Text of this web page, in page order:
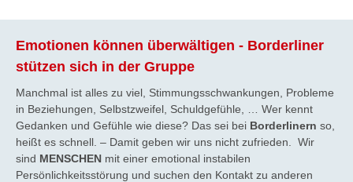
Emotionen können überwältigen - Borderliner
stützen sich in der Gruppe
Manchmal ist alles zu viel, Stimmungsschwankungen, Probleme
in Beziehungen, Selbstzweifel, Schuldgefühle, … Wer kennt
Gedanken und Gefühle wie diese? Das sei bei Borderlinern so,
heißt es schnell. – Damit geben wir uns nicht zufrieden. Wir
sind MENSCHEN mit einer emotional instabilen
Persönlichkeitsstörung und suchen den Kontakt zu anderen